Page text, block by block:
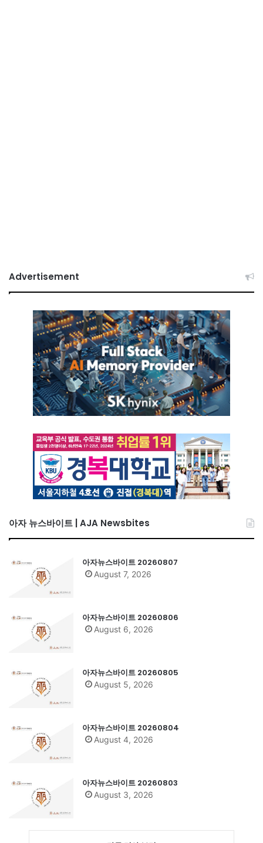
Advertisement
아자 뉴스바이트 | AJA Newsbites
아자뉴스바이트 20260807
August 7, 2026
아자뉴스바이트 20260806
August 6, 2026
아자뉴스바이트 20260805
August 5, 2026
아자뉴스바이트 20260804
August 4, 2026
아자뉴스바이트 20260803
August 3, 2026